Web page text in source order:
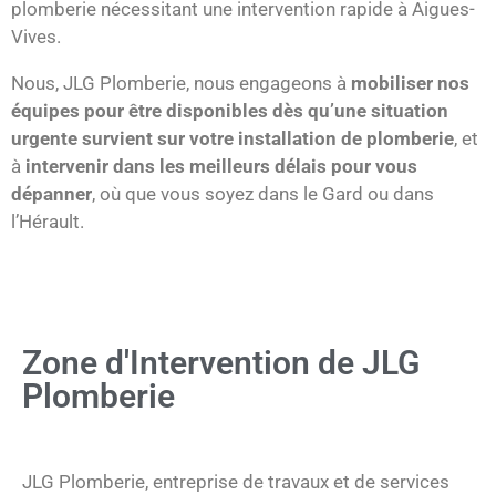
plomberie nécessitant une intervention rapide à Aigues-
Vives.
Nous, JLG Plomberie, nous engageons à mobiliser nos
équipes pour être disponibles dès qu’une situation
urgente survient sur votre installation de plomberie, et
à intervenir dans les meilleurs délais pour vous
dépanner, où que vous soyez dans le Gard ou dans
l’Hérault.
Zone d'Intervention de JLG
Plomberie
JLG Plomberie, entreprise de travaux et de services